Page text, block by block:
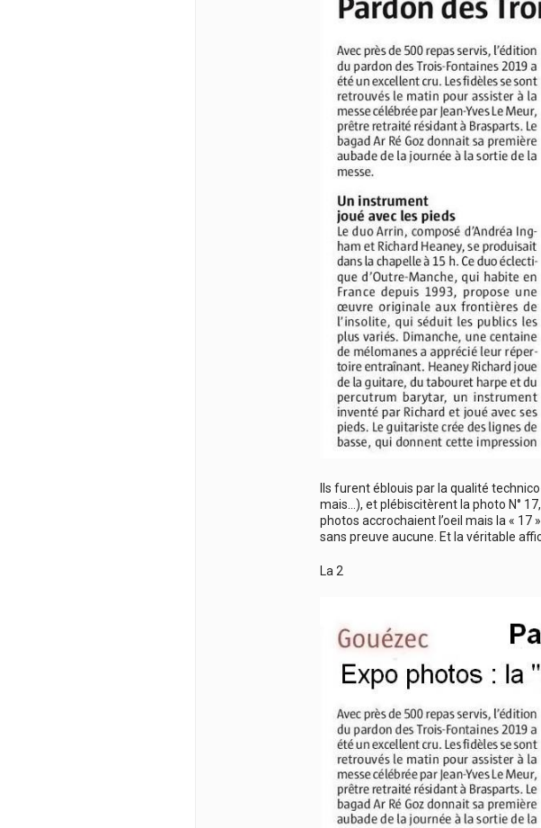
Ils furent éblouis par la qualité
mais…), et plébiscitèrent la photo N°
photos accrochaient l’oeil mais la «
sans preuve aucune. Et la véritable
La 2